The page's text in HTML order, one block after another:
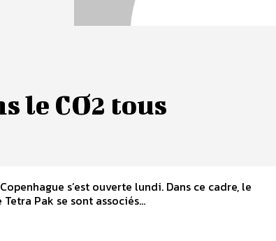
le CO2 tous
s’est ouverte lundi. Dans ce cadre, le
Pak se sont associés...